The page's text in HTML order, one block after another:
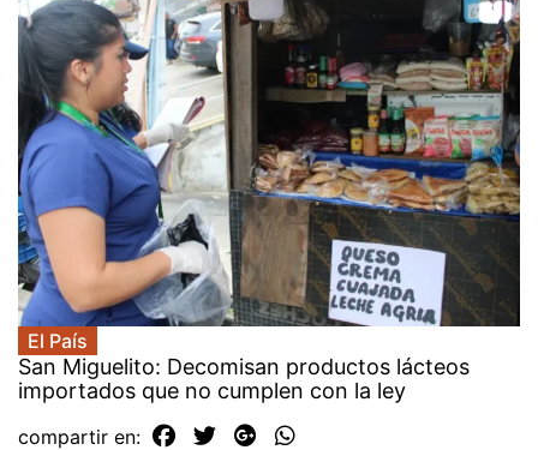
El País
San Miguelito: Decomisan productos lácteos
importados que no cumplen con la ley
compartir en: